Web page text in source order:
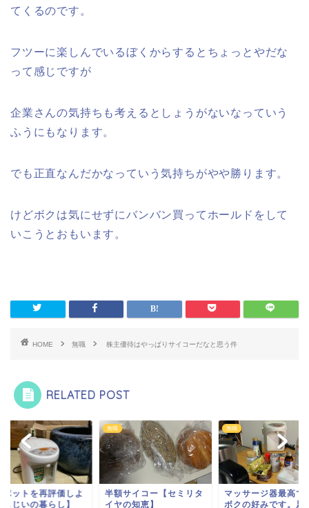
てくるのです。
フツーに楽しんでいるぼくからするとちょっとやだな
って感じですが
企業さんの気持ちも考えるとしょうがないなっていう
ふうにもなります。
でも正直なんだかなっていう気持ちがやや勝ります。
けどボクは気にせずにバンバン買ってホールドをして
いこうとおもいます。
HOME 無職 株主優待はやっぱりサイコーだなと思う件
RELATED POST
ポットを再評価しよ
じじいの暮らし】
無職
半額サイコー【セミリタ
イヤの知恵】
無職
マッサージ器最高で
ボクの好みです。足